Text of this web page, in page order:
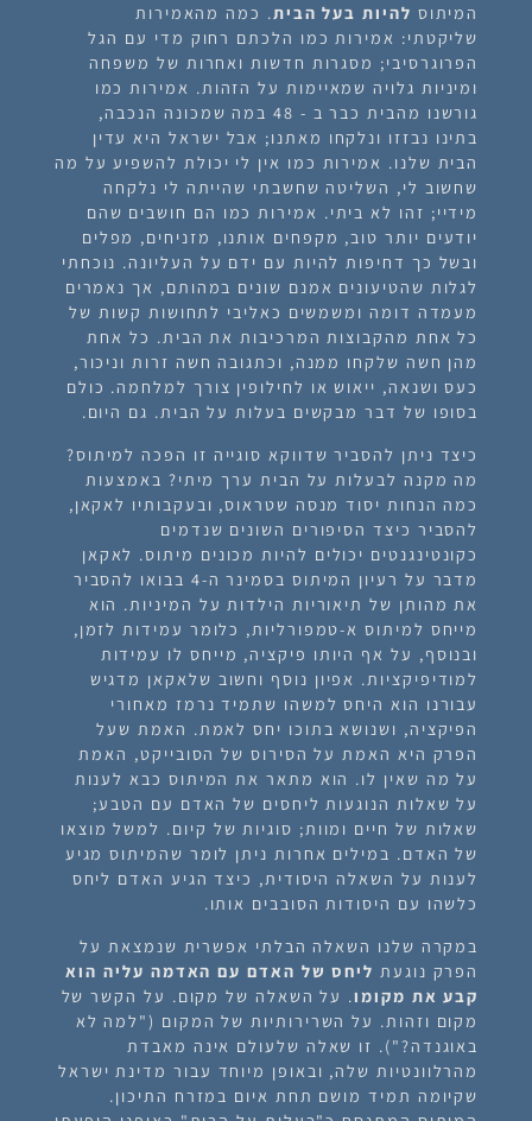
המיתוס להיות בעל הבית. כמה מהאמירות
שליקטתי: אמירות כמו הלכתם רחוק מדי עם הגל
הפרוגרסיבי; מסגרות חדשות ואחרות של משפחה
ומיניות גלויה שמאיימות על הזהות. אמירות כמו
גורשנו מהבית כבר ב - 48 במה שמכונה הנכבה,
בתינו נבזזו ונלקחו מאתנו; אבל ישראל היא עדין
הבית שלנו. אמירות כמו אין לי יכולת להשפיע על מה
שחשוב לי, השליטה שחשבתי שהייתה לי נלקחה
מידיי; זהו לא ביתי. אמירות כמו הם חושבים שהם
יודעים יותר טוב, מקפחים אותנו, מזניחים, מפלים
ובשל כך דחיפות להיות עם ידם על העליונה. נוכחתי
לגלות שהטיעונים אמנם שונים במהותם, אך נאמרים
מעמדה דומה ומשמשים כאליבי לתחושות קשות של
כל אחת מהקבוצות המרכיבות את הבית. כל אחת
מהן חשה שלקחו ממנה, וכתגובה חשה זרות וניכור,
כעס ושנאה, ייאוש או לחילופין צורך למלחמה. כולם
בסופו של דבר מבקשים בעלות על הבית. גם היום.
כיצד ניתן להסביר שדווקא סוגייה זו הפכה למיתוס?
מה מקנה לבעלות על הבית ערך מיתי? באמצעות
כמה הנחות יסוד מנסה שטראוס, ובעקבותיו לאקאן,
להסביר כיצד הסיפורים השונים שנדמים
כקונטינגנטים יכולים להיות מכונים מיתוס. לאקאן
מדבר על רעיון המיתוס בסמינר ה-4 בבואו להסביר
את מהותן של תיאוריות הילדות על המיניות. הוא
מייחס למיתוס א-טמפורליות, כלומר עמידות לזמן,
ובנוסף, על אף היותו פיקציה, מייחס לו עמידות
למודיפיקציות. אפיון נוסף וחשוב שלאקאן מדגיש
עבורנו הוא היחס למשהו שתמיד נרמז מאחורי
הפיקציה, ושנושא בתוכו יחס לאמת. האמת שעל
הפרק היא האמת על הסירוס של הסובייקט, האמת
על מה שאין לו. הוא מתאר את המיתוס כבא לענות
על שאלות הנוגעות ליחסים של האדם עם הטבע;
שאלות של חיים ומוות; סוגיות של קיום. למשל מוצאו
של האדם. במילים אחרות ניתן לומר שהמיתוס מגיע
לענות על השאלה היסודית, כיצד הגיע האדם ליחס
כלשהו עם היסודות הסובבים אותו.
במקרה שלנו השאלה הבלתי אפשרית שנמצאת על
הפרק נוגעת ליחס של האדם עם האדמה עליה הוא
קבע את מקומו. על השאלה של מקום. על הקשר של
מקום וזהות. על השרירותיות של המקום ("למה לא
באוגנדה?"). זו שאלה שלעולם אינה מאבדת
מהרלוונטיות שלה, ובאופן מיוחד עבור מדינת ישראל
שקיומה תמיד מושם תחת איום במזרח התיכון.